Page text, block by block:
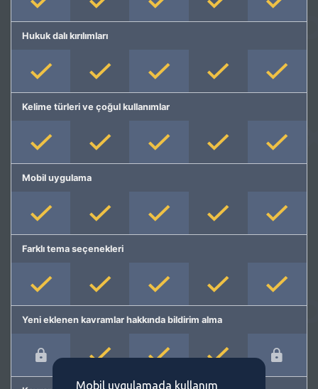
Hukuk dalı kırılımları
Kelime türleri ve çoğul kullanımlar
Mobil uygulama
Farklı tema seçenekleri
Yeni eklenen kavramlar hakkında bildirim alma
Mobil uygulamada kullanım